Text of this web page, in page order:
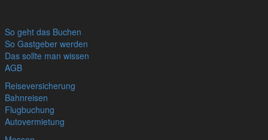
So geht das Buchen
So Gastgeber werden
Das sollte man wissen
AGB
Reiseversicherung
Bahnreisen
Flugbuchung
Autovermietung